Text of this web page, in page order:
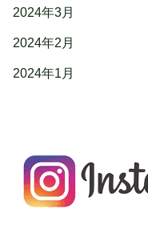
2024年3月
2024年2月
2024年1月